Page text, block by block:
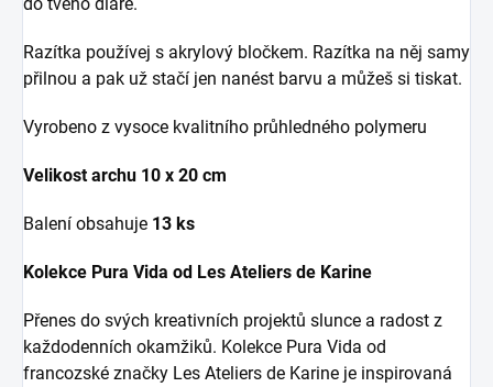
Razítka používej s akrylový bločkem. Razítka na něj samy
přilnou a pak už stačí jen nanést barvu a můžeš si tiskat.
Vyrobeno z vysoce kvalitního průhledného polymeru
Velikost archu 10 x 20 cm
Balení obsahuje 13 ks
Kolekce Pura Vida od Les Ateliers de Karine
Přenes do svých kreativních projektů slunce a radost z
každodenních okamžiků. Kolekce Pura Vida od
francozské značky Les Ateliers de Karine je inspirovaná